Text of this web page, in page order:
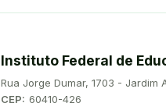
Instituto Federal de
Endereço:
Rua Jorge Dumar, 1703 - Jardim
CEP: 60410-426